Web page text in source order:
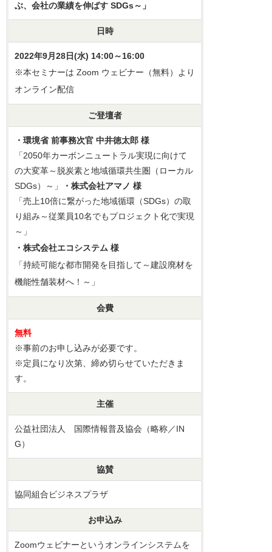
ぶ、会社の業績を伸ばす SDGs～」
日時
2022年9月28日(水) 14:00～16:00
※本セミナーは Zoom ウェビナー（無料）より
オンライン配信
ご登壇者
・環境省 前事務次官 中井徳太郎 様
「2050年カーボンニュートラル実現に向けて
の大変革～脱炭素と地域循環共生圏（ローカル
SDGs）～」
・株式会社アマノ 様
「売上10倍に繋がった地域循環（SDGs）の取
り組み～従業員10名でもプロジェクト化で実現
～」
・株式会社エコシステム 様
「持続可能な都市開発を目指して～建設廃材を
機能性舗装材へ！～」
会費
無料
※事前のお申し込みが必要です。
※定員になり次第、締め切らせていただきま
す。
主催
公益社団法人 国際情報普及協会（略称／IN
G）
協賛
協同組合ビジネスプラザ
お申込み
Zoomウェビナーというオンラインシステムを